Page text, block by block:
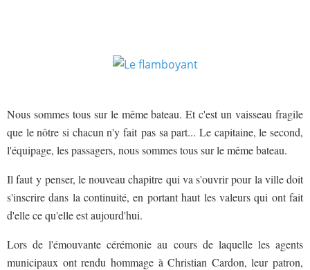
Nous sommes tous sur le même bateau. Et c'est un vaisseau fragile
que le nôtre si chacun n'y fait pas sa part... Le capitaine, le second,
l'équipage, les passagers, nous sommes tous sur le même bateau.
Il faut y penser, le nouveau chapitre qui va s'ouvrir pour la ville doit
s'inscrire dans la continuité, en portant haut les valeurs qui ont fait
d'elle ce qu'elle est aujourd'hui.
Lors de l'émouvante cérémonie au cours de laquelle les agents
municipaux ont rendu hommage à Christian Cardon, leur patron,